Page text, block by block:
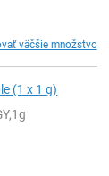
väčšie množstvo
(1 x 1 g)